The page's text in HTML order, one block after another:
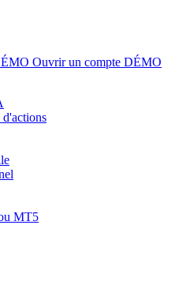
Ouvrir un compte DÉMO
MT5